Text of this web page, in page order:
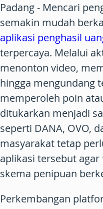
Padang- Mencari
semakin mudah
aplikasi penghasil
terpercaya. Melalui
menonton video,
hingga mengundang
memperoleh poin
ditukarkan menjadi
seperti DANA, OVO,
masyarakat tetap
aplikasi tersebut
skema penipuan
Perkembangan